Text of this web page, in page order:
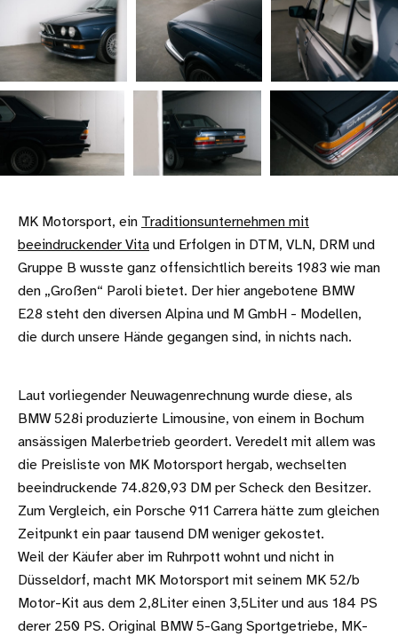
MK Motorsport, ein Traditionsunternehmen mit
beeindruckender Vita und Erfolgen in DTM, VLN, DRM und
Gruppe B wusste ganz offensichtlich bereits 1983 wie man
den „Großen“ Paroli bietet. Der hier angebotene BMW
E28 steht den diversen Alpina und M GmbH - Modellen,
die durch unsere Hände gegangen sind, in nichts nach.
Laut vorliegender Neuwagenrechnung wurde diese, als
BMW 528i produzierte Limousine, von einem in Bochum
ansässigen Malerbetrieb geordert. Veredelt mit allem was
die Preisliste von MK Motorsport hergab, wechselten
beeindruckende 74.820,93 DM per Scheck den Besitzer.
Zum Vergleich, ein Porsche 911 Carrera hätte zum gleichen
Zeitpunkt ein paar tausend DM weniger gekostet.
Weil der Käufer aber im Ruhrpott wohnt und nicht in
Düsseldorf, macht MK Motorsport mit seinem MK 52/b
Motor-Kit aus dem 2,8Liter einen 3,5Liter und aus 184 PS
derer 250 PS. Original BMW 5-Gang Sportgetriebe, MK-